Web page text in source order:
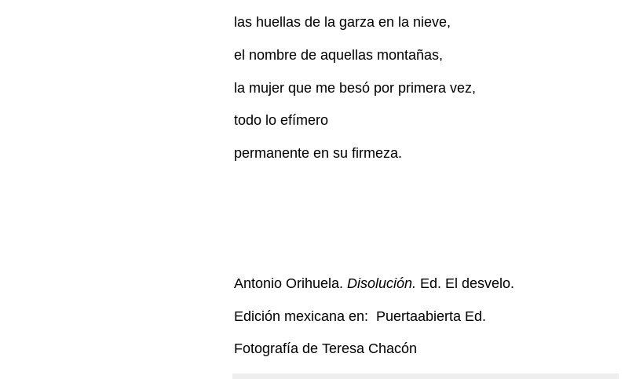
las huellas de la garza en la nieve,
el nombre de aquellas montañas,
la mujer que me besó por primera vez,
todo lo efímero
permanente en su firmeza.
Antonio Orihuela. Disolución. Ed. El desvelo.
Edición mexicana en: Puertaabierta Ed.
Fotografía de Teresa Chacón